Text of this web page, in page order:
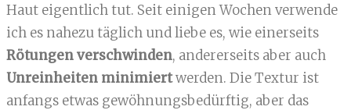
Haut eigentlich tut. Seit einigen Wochen verwende
ich es nahezu täglich und liebe es, wie einerseits
Rötungen verschwinden, andererseits aber auch
Unreinheiten minimiertwerden. Die Textur ist
anfangs etwas gewöhnungsbedürftig, aber das